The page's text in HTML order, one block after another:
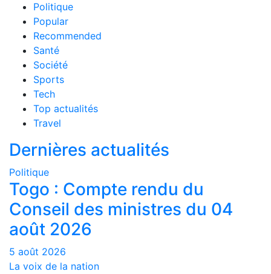
Politique
Popular
Recommended
Santé
Société
Sports
Tech
Top actualités
Travel
Dernières actualités
Politique
Togo : Compte rendu du
Conseil des ministres du 04
août 2026
5 août 2026
La voix de la nation